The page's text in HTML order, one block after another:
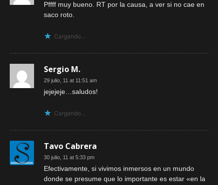
Pffff muy bueno. RT por la causa, a ver si no cae en
saco roto.
Cargando...
Sergio M.
29 julio, 11 at 11:51 am
jejejeje…saludos!
Cargando...
Tavo Cabrera
30 julio, 11 at 5:33 pm
Efectivamente, si vivimos inmersos en un mundo
donde se presume que lo importante es estar «en la